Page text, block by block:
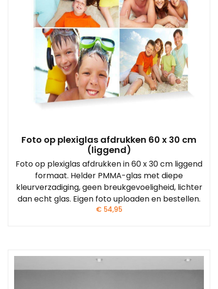
Foto op plexiglas afdrukken 60 x 30 cm
(liggend)
Foto op plexiglas afdrukken in 60 x 30 cm liggend
formaat. Helder PMMA-glas met diepe
kleurverzadiging, geen breukgevoeligheid, lichter
dan echt glas. Eigen foto uploaden en bestellen.
€ 54,95